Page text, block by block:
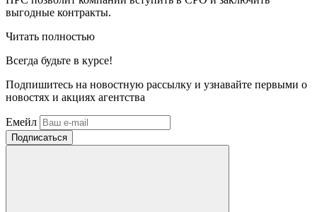
выгодные контракты.
Читать полностью
Всегда будьте в курсе!
Подпишитесь на новостную рассылку и узнавайте первыми о
новостях и акциях агентства
Емейл